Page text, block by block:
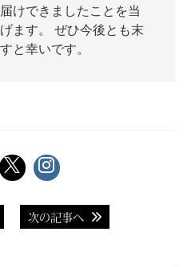
けできましたことを当
ます。 ぜひ今後とも末
と幸いです。
次の記事へ